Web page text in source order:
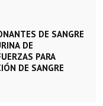
DE SANGRE
DE
PARA
DE SANGRE